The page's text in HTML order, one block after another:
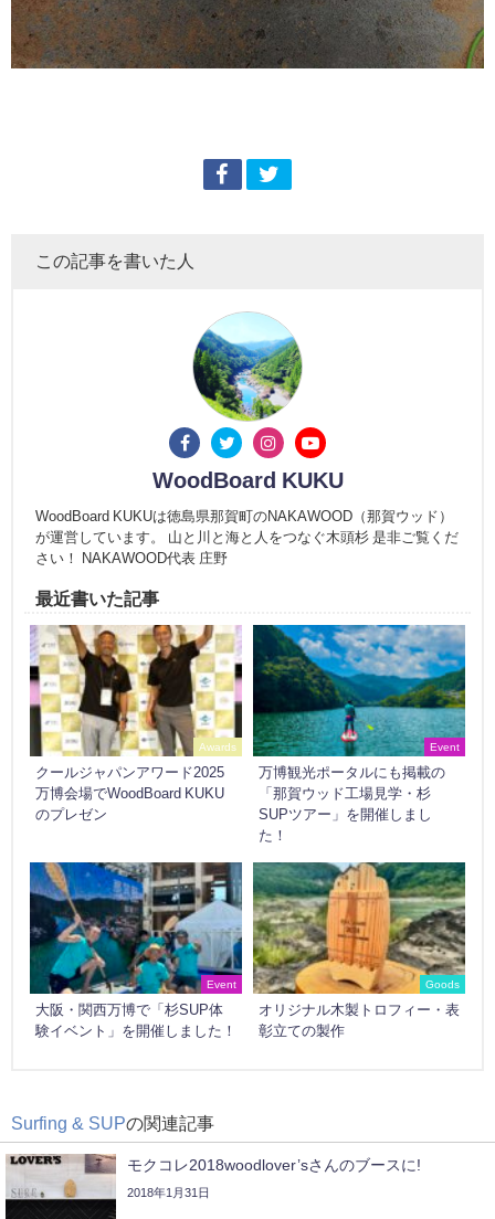
この記事を書いた人
WoodBoard KUKU
WoodBoard KUKUは徳島県那賀町のNAKAWOOD（那賀ウッド）
が運営しています。 山と川と海と人をつなぐ木頭杉 是非ご覧くだ
さい！ NAKAWOOD代表 庄野
最近書いた記事
Awards
クールジャパンアワード2025
万博会場でWoodBoard KUKU
のプレゼン
Event
万博観光ポータルにも掲載の
「那賀ウッド工場見学・杉
SUPツアー」を開催しまし
た！
Event
大阪・関西万博で「杉SUP体
験イベント」を開催しました！
Goods
オリジナル木製トロフィー・表
彰立ての製作
Surfing & SUPの関連記事
モクコレ2018woodlover’sさんのブースに!
2018年1月31日